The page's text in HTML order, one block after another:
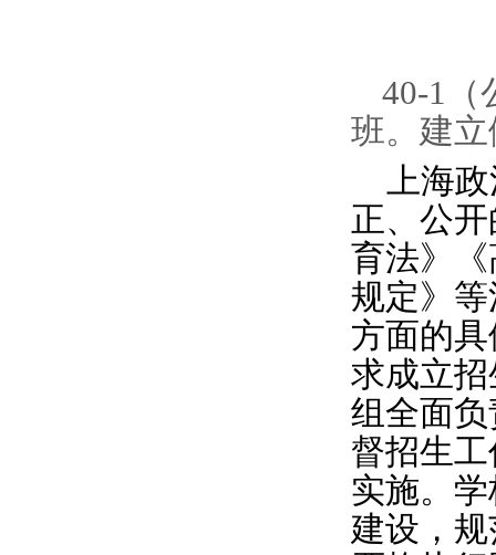
40-1（
班。建
上海
正、公
育法》
规定》
方面的
求成立
组全面
督招生
实施。
建设，